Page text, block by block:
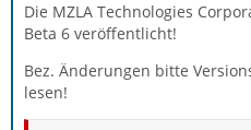
Die MZLA Technologies
Beta 6 veröffentlicht!
Bez. Änderungen bitte
lesen!